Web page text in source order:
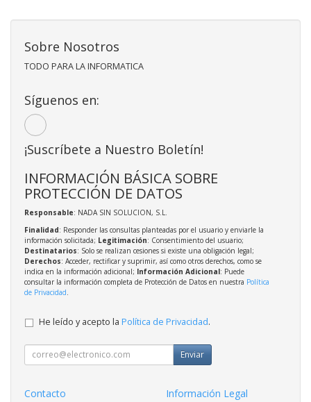
Sobre Nosotros
TODO PARA LA INFORMATICA
Síguenos en:
¡Suscríbete a Nuestro Boletín!
INFORMACIÓN BÁSICA SOBRE
PROTECCIÓN DE DATOS
Responsable: NADA SIN SOLUCION, S.L.
Finalidad: Responder las consultas planteadas por el usuario y enviarle la
información solicitada; Legitimación: Consentimiento del usuario;
Destinatarios: Solo se realizan cesiones si existe una obligación legal;
Derechos: Acceder, rectificar y suprimir, así como otros derechos, como se
indica en la información adicional; Información Adicional: Puede
consultar la información completa de Protección de Datos en nuestra Política
de Privacidad
He leído y acepto la Política de Privacidad.
Enviar
Contacto
Información Legal